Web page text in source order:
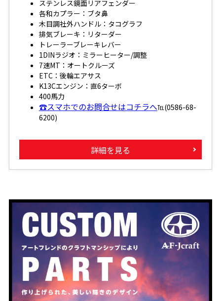
ステンレス鏡面リアフェンダー
各和カプラー：ブタ鼻
木目調社外ハンドル：タコグラフ
排気ブレーキ：リターダー
トレーラーブレーキレバー
1DINラジオ：ミラーヒーター/調整
7速MT：オートクルーズ
ETC：後輪エアサス
K13Cエンジン：直6ターボ
400馬力
☎スマホでのお問合せはコチラへ℡(0586-68-
6200)
詳細を見る